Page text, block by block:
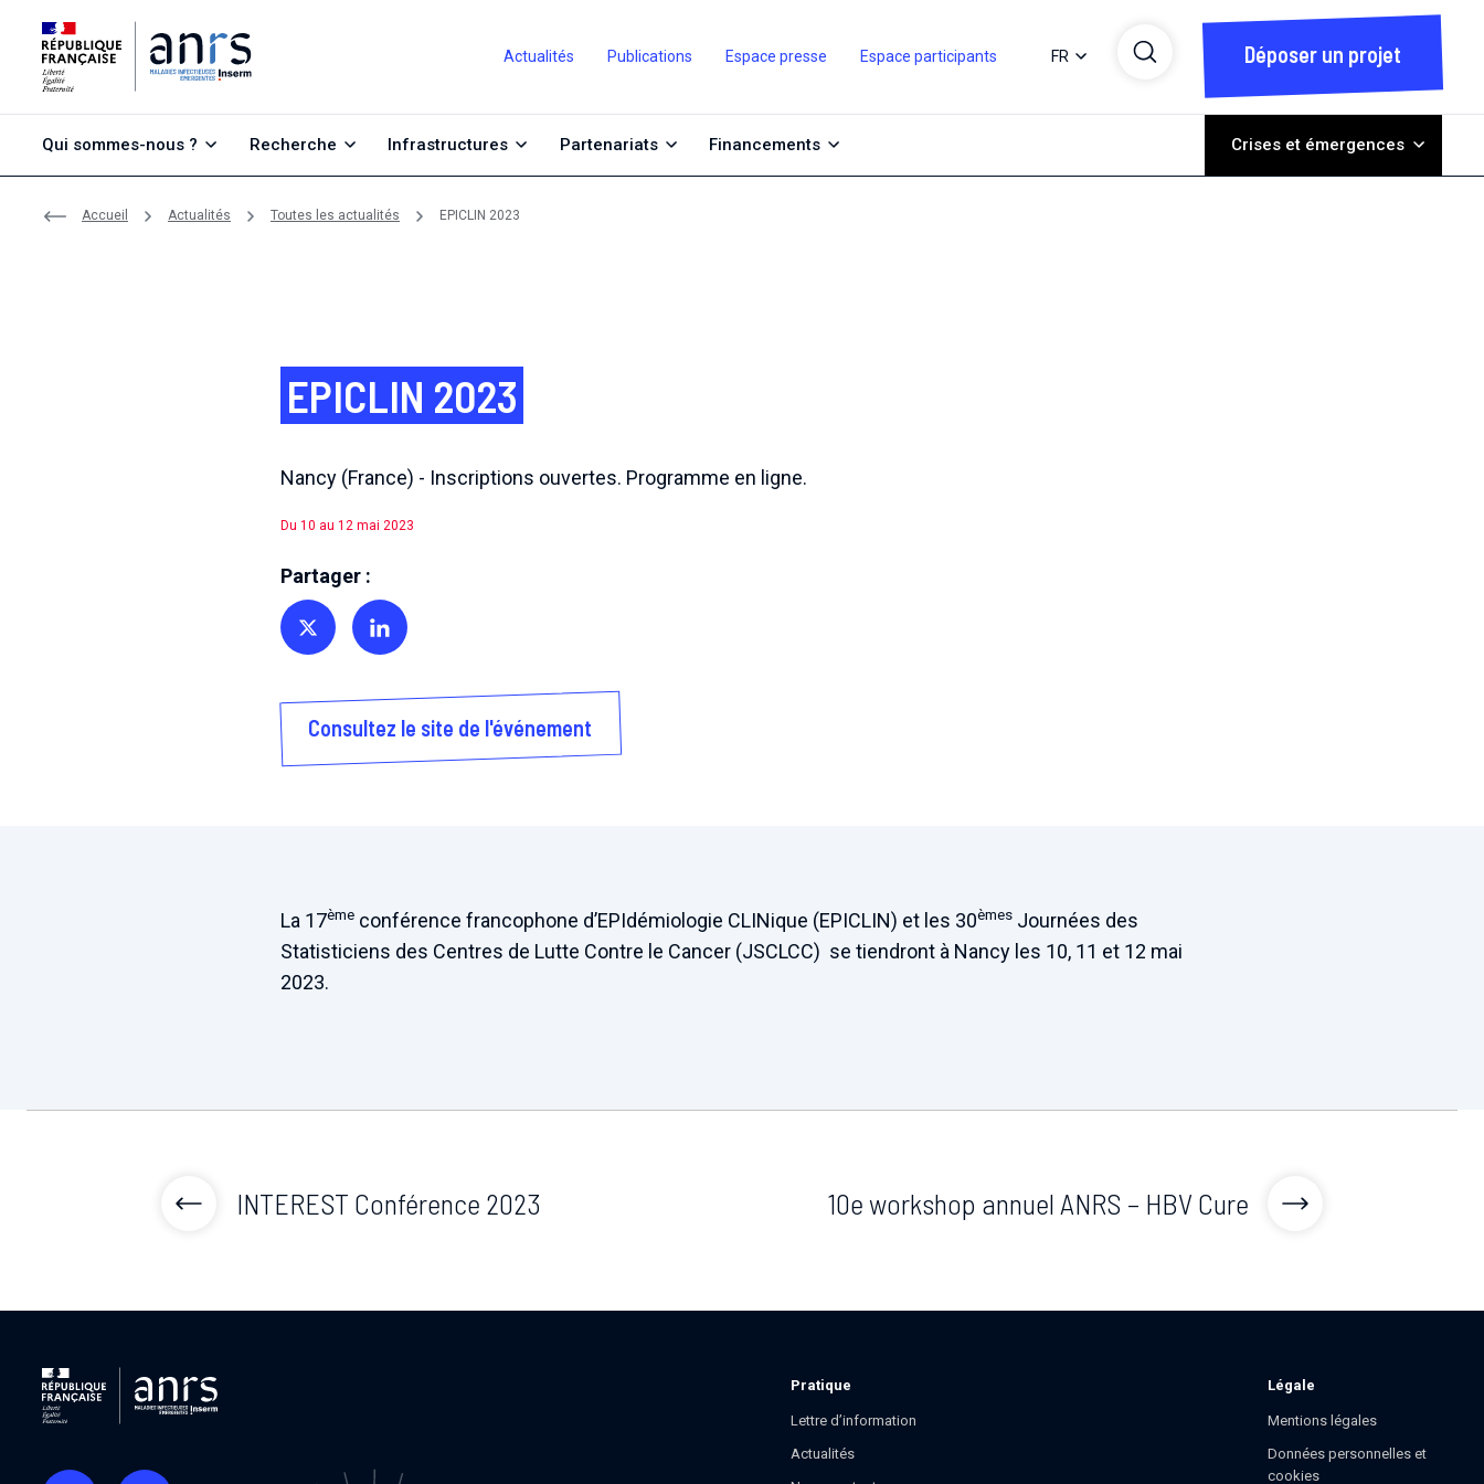
Actualités Publications Espace presse Espace participants FR Déposer un projet
Qui sommes-nous ? Recherche Infrastructures Partenariats Financements Crises et émergences
Accueil Actualités Toutes les actualités EPICLIN 2023
EPICLIN 2023
Nancy (France) - Inscriptions ouvertes. Programme en ligne.
Du 10 au 12 mai 2023
Partager :
Partager sur TwitterPartager sur Linkedin
Consultez le site de l'événement
La 17ème conférence francophone d’EPIdémiologie CLINique (EPICLIN) et les 30èmes Journées des
Statisticiens des Centres de Lutte Contre le Cancer (JSCLCC) se tiendront à Nancy les 10, 11 et 12 mai
2023.
INTEREST Conférence 2023 10e workshop annuel ANRS – HBV Cure
Pratique
Lettre d’information
Actualités
Légale
Mentions légales
Données personnelles et
cookies